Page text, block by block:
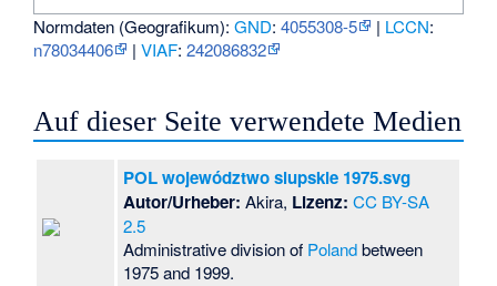
Normdaten (Geografikum):GND:4055308-5 | LCCN:
n78034406
|VIAF:242086832
Auf dieser Seite verwendete Medien
POL województwo slupskie 1975.svg
Autor/Urheber: Akira, Lizenz: CC BY-SA
2.5
Administrative division of Polandbetween
1975 and 1999.